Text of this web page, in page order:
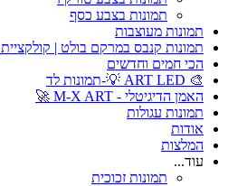
תמונות בצבע כסף
תמונות מעוצבות
תמונות קנבס במרקם בולט | קולקציית Art Touch
הכי חמים וחדשים
🎨 ART LED 💡-תמונות לד
האמן הדיגיטלי - M-X ART 🚀
תמונות עגולות
אודות
המלצות
עוד...
תמונות זכוכית